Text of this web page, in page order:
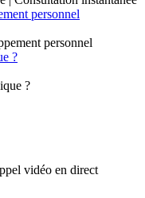
personnel
?
vidéo en direct